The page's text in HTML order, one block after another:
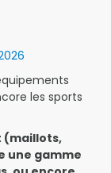
les sports
(maillots,
une gamme